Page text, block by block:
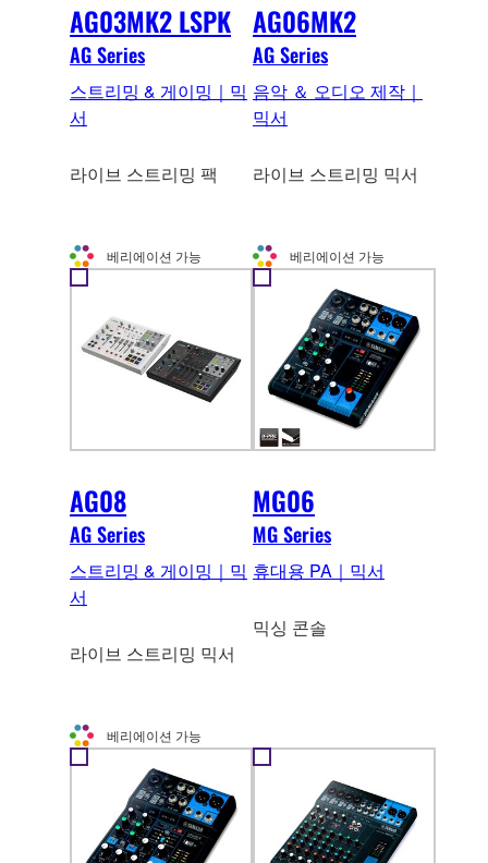
AG03MK2 LSPK
AG Series
스트리밍 & 게이밍｜믹
서
라이브 스트리밍 팩
베리에이션 가능
AG06MK2
AG Series
음악 ＆ 오디오 제작｜
믹서
라이브 스트리밍 믹서
베리에이션 가능
AG08
AG Series
스트리밍 & 게이밍｜믹
서
라이브 스트리밍 믹서
베리에이션 가능
MG06
MG Series
휴대용 PA｜믹서
믹싱 콘솔